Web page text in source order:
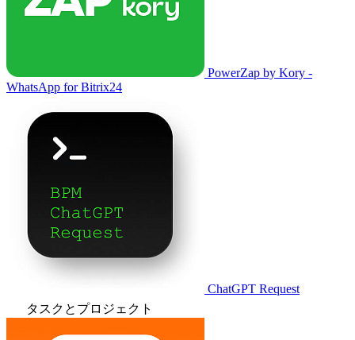
PowerZap by Kory -
WhatsApp for Bitrix24
ChatGPT Request
タスクとプロジェクト